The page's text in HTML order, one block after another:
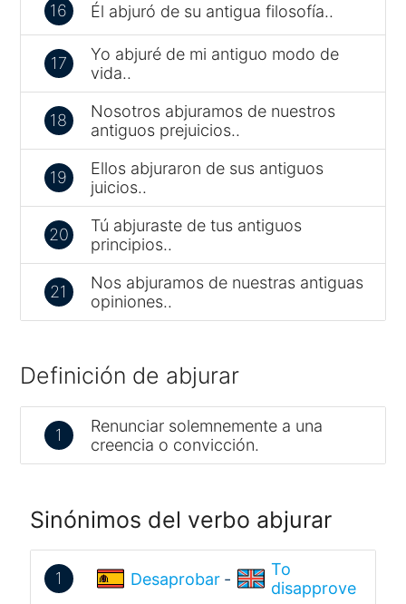
16 Él abjuró de su antigua filosofía..
17
Yo abjuré de mi antiguo modo de
vida..
18
Nosotros abjuramos de nuestros
antiguos prejuicios..
19
Ellos abjuraron de sus antiguos
juicios..
20
Tú abjuraste de tus antiguos
principios..
21
Nos abjuramos de nuestras antiguas
opiniones..
Definición de abjurar
1
Renunciar solemnemente a una
creencia o convicción.
Sinónimos del verbo abjurar
1 Desaprobar -
To
disapprove